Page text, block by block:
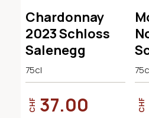
Chardonnay
2023 Schloss
Salenegg
75cl
CHF 37.00 CHF